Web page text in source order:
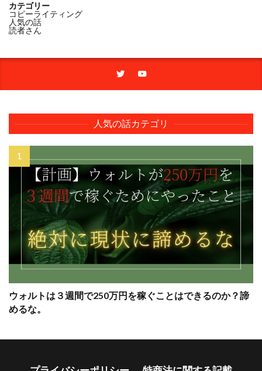
カテゴリー
コピーライティング
人気の話
読者さん
人気の話カテゴリ
ウォルトは３週間で250万円を稼ぐことはできるのか？諦
めるな。